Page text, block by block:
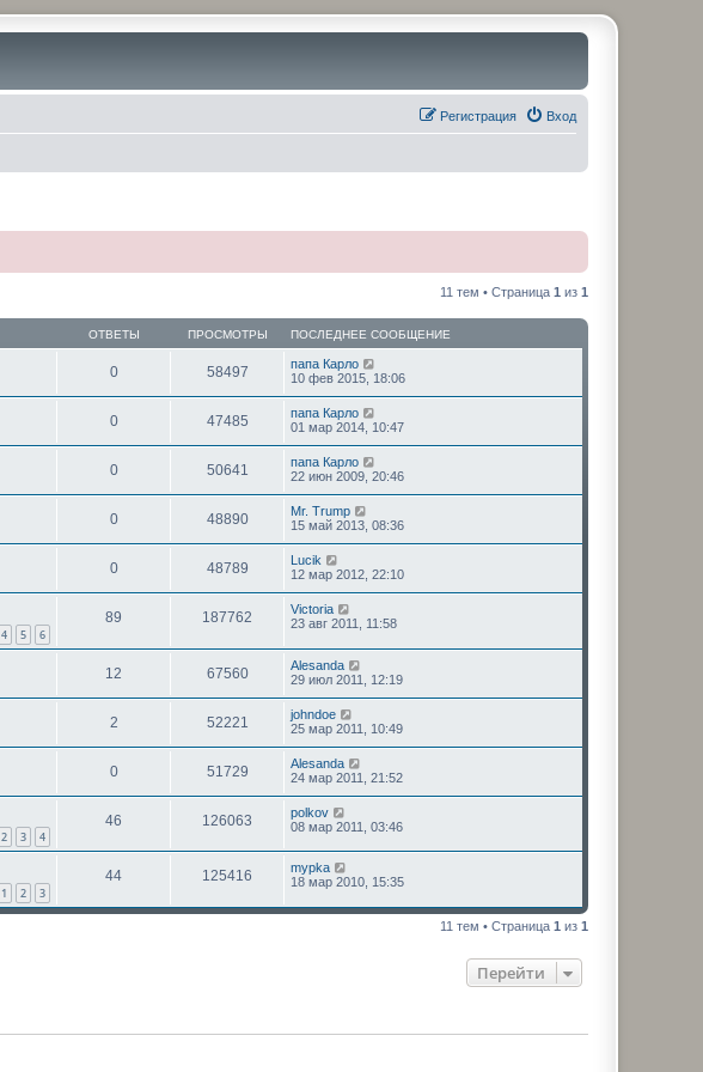
Вход
Регистрация
11 тем • Страница 1 из 1
ОТВЕТЫ ПРОСМОТРЫ ПОСЛЕДНЕЕ СООБЩЕНИЕ
0 58497
папа Карло
10 фев 2015, 18:06
0 47485
папа Карло
01 мар 2014, 10:47
0 50641
папа Карло
22 июн 2009, 20:46
0 48890
Mr. Trump
15 май 2013, 08:36
0 48789
Lucik
12 мар 2012, 22:10
4 5 6
89 187762
Victoria
23 авг 2011, 11:58
12 67560
Alesanda
29 июл 2011, 12:19
2 52221
johndoe
25 мар 2011, 10:49
0 51729
Alesanda
24 мар 2011, 21:52
2 3 4
46 126063
polkov
08 мар 2011, 03:46
1 2 3
44 125416
mypka
18 мар 2010, 15:35
11 тем • Страница 1 из 1
Перейти